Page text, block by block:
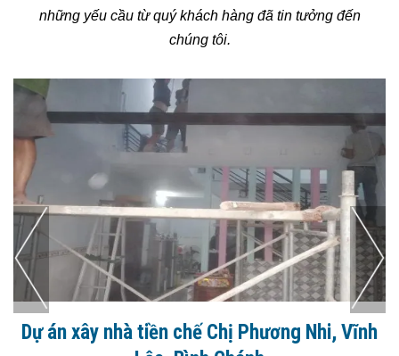
những yếu cầu từ quý khách hàng đã tin tưởng đến
chúng tôi.
Dự án xây nhà trọn gói tại Bến Lức, Long An